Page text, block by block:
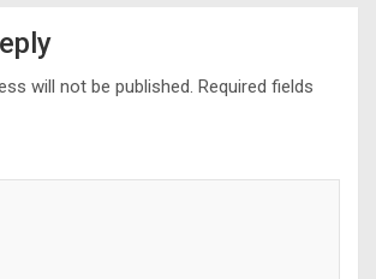
will not be published. Required fields